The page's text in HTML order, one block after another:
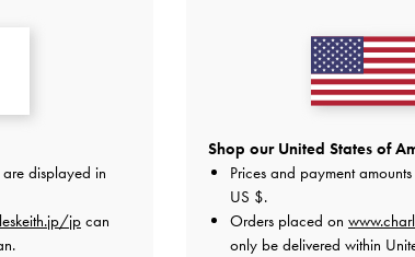
り履いていて疲れません！デザインもかわいーしお
品質
とてもよかった とても
are displayed in
jpcan
Shop our United States of
Prices and payment
US $.
Orders placed on
only be delivered within